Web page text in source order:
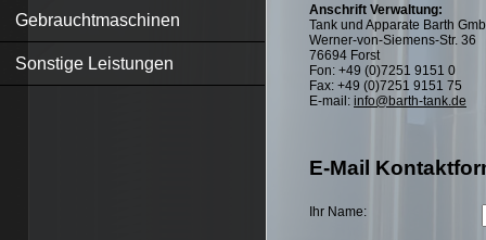
Gebrauchtmaschinen
Sonstige Leistungen
Anschrift Verwaltung:
Tank und Apparate Barth
Werner-von-Siemens-Str. 36
76694 Forst
Fon: +49 (0)7251 9151 0
Fax: +49 (0)7251 9151 75
E-mail: info@barth-tank.de
E-Mail
Ihr Name: